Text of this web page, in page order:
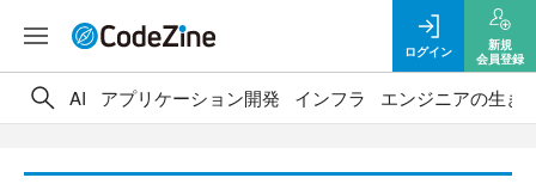
ログイン
新規
会員登録
AI アプリケーション開発 インフラ エンジニアの生き